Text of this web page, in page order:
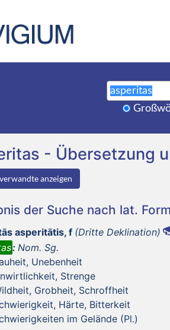
- Übersetzung
anzeigen
der Suche nach lat.
asperitātis, f (Dritte Deklination)
: Nom. Sg.
Unebenheit
Strenge
Grobheit, Schroffheit
Härte, Bitterkeit
im Gelände (Pl.)